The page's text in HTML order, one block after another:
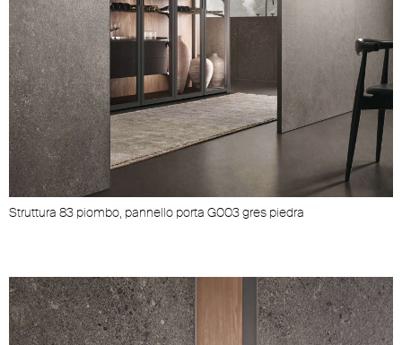
Struttura 83 piombo, pannello porta G003 gres piedra